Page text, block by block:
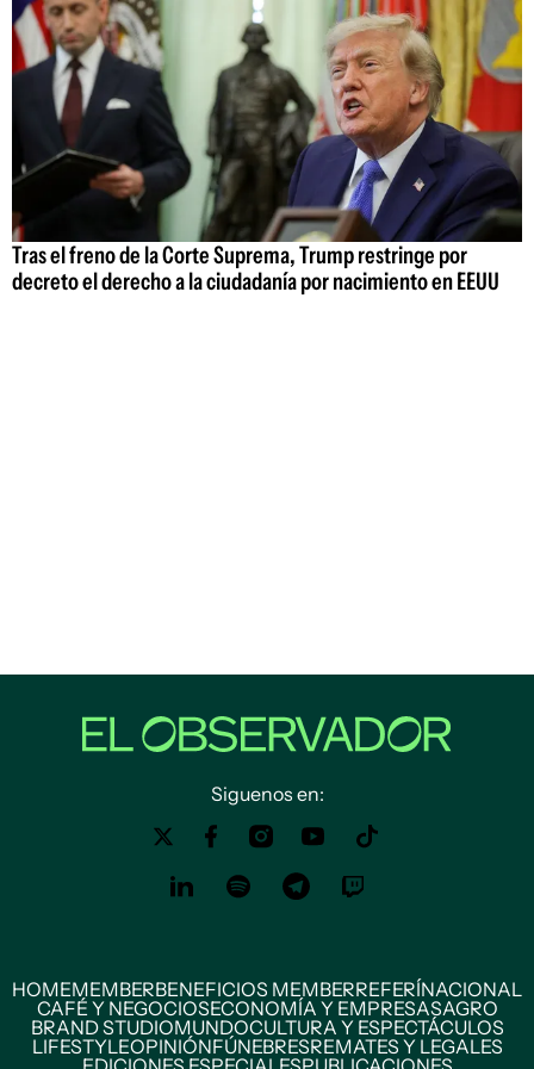
Tras el freno de la Corte Suprema, Trump restringe por
decreto el derecho a la ciudadanía por nacimiento en EEUU
Siguenos en:
HOMEMEMBERBENEFICIOS MEMBERREFERÍNACIONAL
CAFÉ Y NEGOCIOSECONOMÍA Y EMPRESASAGRO
BRAND STUDIOMUNDOCULTURA Y ESPECTÁCULOS
LIFESTYLEOPINIÓNFÚNEBRESREMATES Y LEGALES